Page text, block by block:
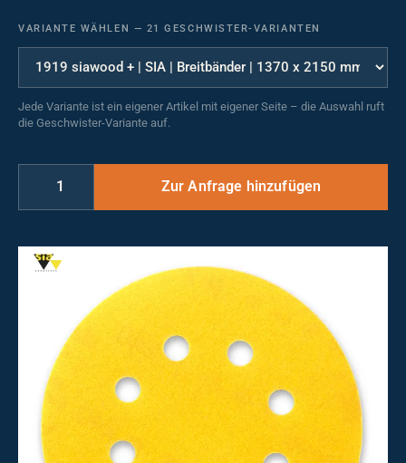
VARIANTE WÄHLEN — 21 GESCHWISTER-VARIANTEN
Jede Variante ist ein eigener Artikel mit eigener Seite – die Auswahl ruft
die Geschwister-Variante auf.